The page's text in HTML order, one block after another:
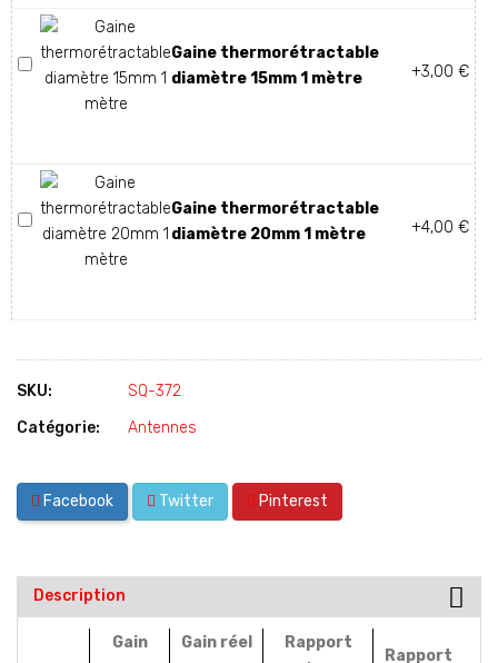
Gaine thermorétractable
diamètre 15mm 1 mètre
+3,00 €
Gaine thermorétractable
diamètre 20mm 1 mètre
+4,00 €
SKU:
SQ-372
Catégorie:
Antennes
Facebook Twitter Pinterest
Description
Gain
Gain réel
Rapport
Rapport